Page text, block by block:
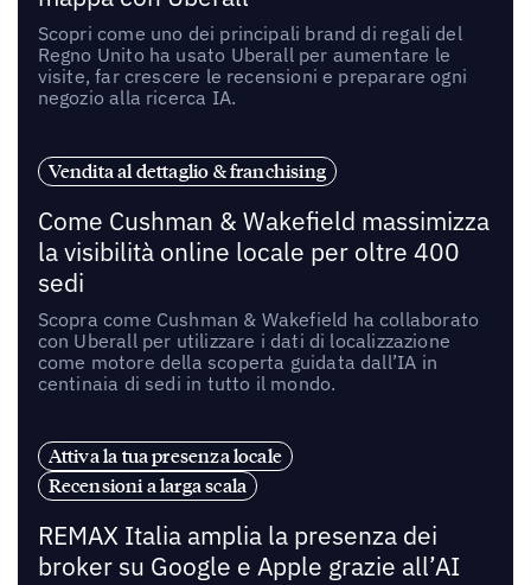
Scopri come uno dei principali brand di regali del
Regno Unito ha usato Uberall per aumentare le
visite, far crescere le recensioni e preparare ogni
negozio alla ricerca IA.
Vendita al dettaglio & franchising
Come Cushman & Wakefield massimizza
la visibilità online locale per oltre 400
sedi
Scopra come Cushman & Wakefield ha collaborato
con Uberall per utilizzare i dati di localizzazione
come motore della scoperta guidata dall’IA in
centinaia di sedi in tutto il mondo.
Attiva la tua presenza locale
Recensioni a larga scala
REMAX Italia amplia la presenza dei
broker su Google e Apple grazie all’AI